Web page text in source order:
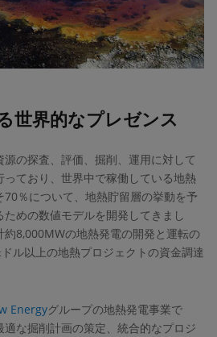
世界的なプレゼンス
の探査、評価、掘削、運用に対して
ており、世界中で稼働している地熱
％について、地熱貯留層の挙動を予
めの数値モデルを開発してきまし
約8,000MWの地熱発電の開発と運転の
ル以上の地熱プロジェクトの資金調達
Energyグループの地熱発電事業で
な掘削計画の策定、統合的なプロジ